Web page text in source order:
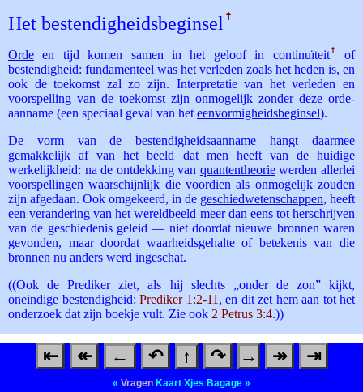
Het bestendigheids­beginsel ꜛ
Orde en tijd komen samen in het geloof in continuïteitꜛ
of
bestendigheid: fundamenteel was het verleden zoals het heden is, en
ook de toekomst zal zo zijn. Interpretatie van het verleden en
voorspelling van de toekomst zijn onmogelijk zonder deze orde-
aanname (een speciaal geval van het eenvormigheidsbeginsel).
De vorm van de bestendigheidsaanname hangt daarmee
gemakkelijk af van het beeld dat men heeft van de huidige
werkelijkheid: na de ontdekking van quantentheoriewerden allerlei
voorspellingen waarschijnlijk die voordien als onmogelijk zouden
zijn afgedaan. Ook omgekeerd, in de geschiedwetenschappen, heeft
een verandering van het wereldbeeld meer dan eens tot herschrijven
van de geschiedenis geleid — niet doordat nieuwe bronnen waren
gevonden, maar doordat waarheidsgehalte of betekenis van die
bronnen nu anders werd ingeschat.
((Ook de Prediker ziet, als hij slechts „onder de zon” kijkt,
oneindige bestendigheid: Prediker 1:2-11 , en dit zet hem aan tot het
onderzoek dat zijn boekje vult. Zie ook 2 Petrus 3:4.))
⇤ ↞ ← ↶ ↑ ↷ → ↠ ⇥
« Vragen Kaart Xjes Bagage »